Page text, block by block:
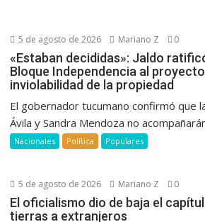
5 de agosto de 2026 Mariano Z 0
«Estaban decididas»: Jaldo
Bloque Independencia al
inviolabilidad de la propiedad
El gobernador tucumano confirmó que
Ávila y Sandra Mendoza no
Nacionales Política Populares
5 de agosto de 2026 Mariano Z 0
El oficialismo dio de baja el
tierras a extranjeros